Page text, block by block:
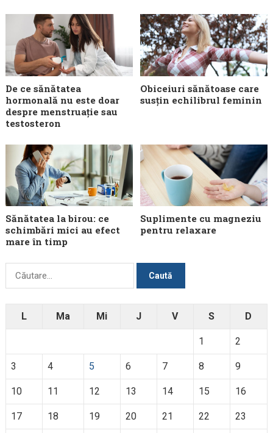
De ce sănătatea
hormonală nu este doar
despre menstruație sau
testosteron
Obiceiuri sănătoase care
susțin echilibrul feminin
Sănătatea la birou: ce
schimbări mici au efect
mare în timp
Suplimente cu magneziu
pentru relaxare
Caută
L Ma Mi J V S D
1 2
3 4 5 6 7 8 9
10 11 12 13 14 15 16
17 18 19 20 21 22 23